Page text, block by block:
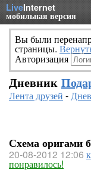
LiveInternet
мобильная версия
Вы были
страницы.
Авторизация
Дневник
Лента друзей -
Схема оригами
20-08-2012 12:06
понравилось!